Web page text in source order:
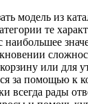
модель из
те
наибольшее
или для
за помощью к
всегда рады